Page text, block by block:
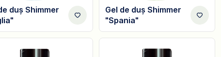
duș Shimmer
Gel de duș Shimmer
"Spania"